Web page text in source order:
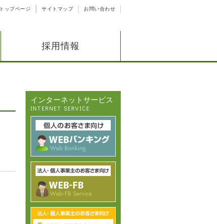
トップページ サイトマップ お問い合わせ
採用情報
インターネットサービス
INTERNET SERVICE